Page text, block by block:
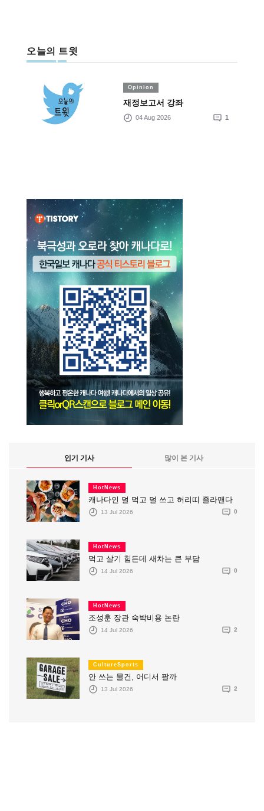
오늘의 트윗
Opinion
재정보고서 강좌
04 Aug 2026 1
인기 기사 많이 본 기사
HotNews
캐나다인 덜 먹고 덜 쓰고 허리띠 졸라맨다
13 Jul 2026 0
HotNews
먹고 살기 힘든데 새차는 큰 부담
14 Jul 2026 0
HotNews
조성훈 장관 숙박비용 논란
14 Jul 2026 2
CultureSports
안 쓰는 물건, 어디서 팔까
13 Jul 2026 2